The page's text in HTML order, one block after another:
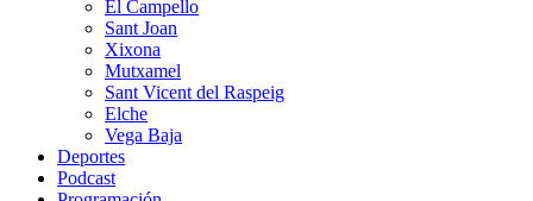
El Campello
Sant Joan
Xixona
Mutxamel
Sant Vicent del Raspeig
Elche
Vega Baja
Deportes
Podcast